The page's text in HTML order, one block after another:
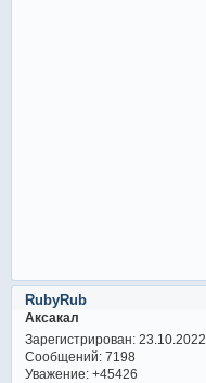
RubyRub
Аксакал
Зарегистрирован: 23.10.2022
Сообщений:7198
Уважение: +45426